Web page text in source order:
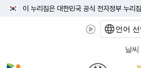
이 누리집은 대한민국 공식 전자정부 누리
날씨
언어